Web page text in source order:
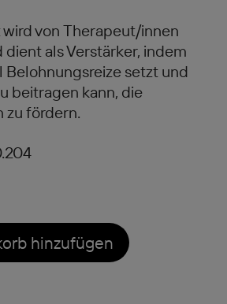
wird von Therapeut/innen
als Verstärker, indem
Belohnungsreize setzt und
beitragen kann, die
zu fördern.
hinzufügen